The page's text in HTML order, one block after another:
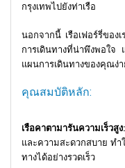
กรุงเทพไปยังท่าเรือ
นอกจากนี้ เรือเฟอร์รี่ของ
การเดินทางที่น่าพึงพอใจ
แผนการเดินทางของคุณง่
คุณสมบัติหลัก:
เรือคาตามารันความเร็วสูง:
และความสะดวกสบาย ท
ทางได้อย่างรวดเร็ว